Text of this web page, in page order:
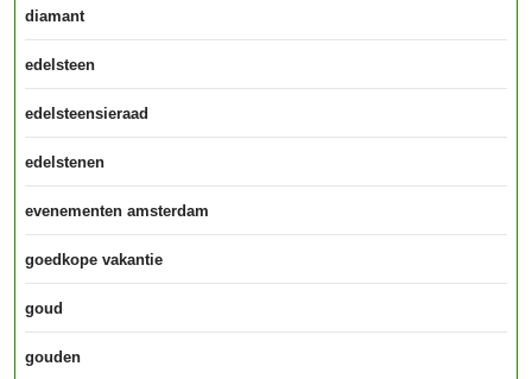
diamant
edelsteen
edelsteensieraad
edelstenen
evenementen amsterdam
goedkope vakantie
goud
gouden